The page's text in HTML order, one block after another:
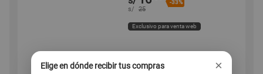
-33%
s/ 25
Exclusivo para venta web
Agregar
Elige en dónde recibir tus compras ×